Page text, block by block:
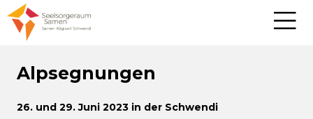
Alpsegnungen
26. und 29. Juni 2023 in der Schwendi